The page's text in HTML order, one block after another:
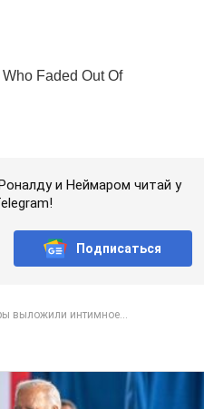
и Неймаром читай у
Подписаться
выложили интимное...